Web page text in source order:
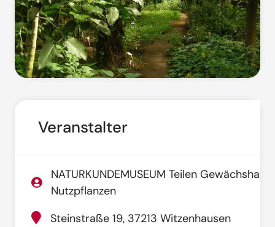
Veranstalter
NATURKUNDEMUSEUM Teilen
Nutzpflanzen
Steinstraße 19, 37213 Witzenhausen